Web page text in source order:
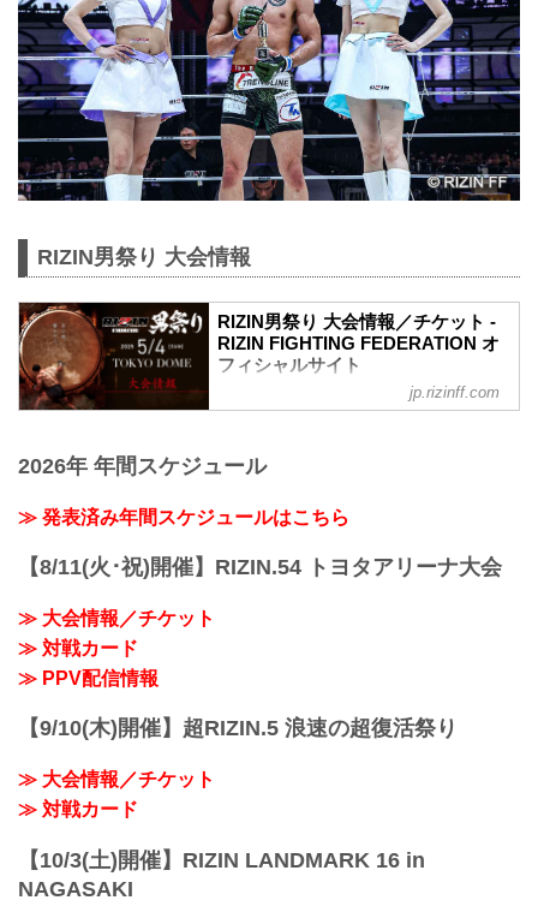
RIZIN男祭り 大会情報
RIZIN男祭り 大会情報／チケット -
RIZIN FIGHTING FEDERATION オ
フィシャルサイト
大会名について
いた本大会は、以下の通り名称を改めま
旧：THE MATCH 2（ザ マッチツー）
↓
※オープニングファイトは11:45開始予定
い。
jp.rizinff.com
2026年 年間スケジュール
≫ 発表済み年間スケジュールはこちら
【8/11(火･祝)開催】RIZIN.54 トヨタアリーナ大会
≫ 大会情報／チケット
≫ 対戦カード
≫ PPV配信情報
【9/10(木)開催】超RIZIN.5 浪速の超復活祭り
≫ 大会情報／チケット
≫ 対戦カード
【10/3(土)開催】RIZIN LANDMARK 16 in
NAGASAKI